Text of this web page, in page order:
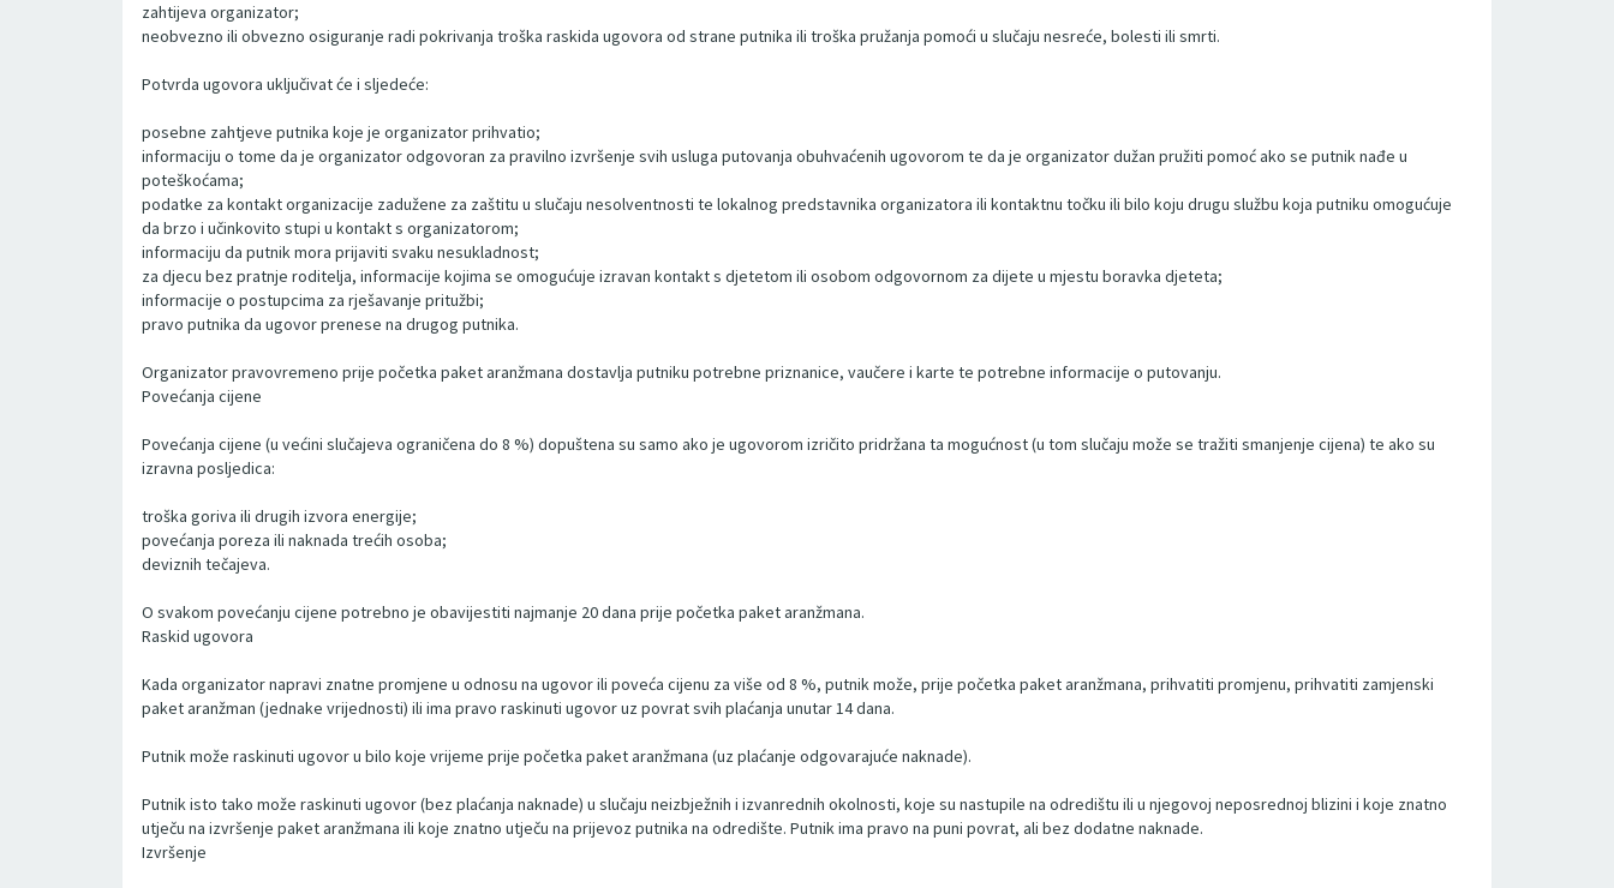
zahtijeva organizator;
neobvezno ili obvezno osiguranje radi pokrivanja troška raskida ugovora od strane putnika ili troška pružanja pomoći u slučaju nesreće, bolesti ili smrti.
Potvrda ugovora uključivat će i sljedeće:
posebne zahtjeve putnika koje je organizator prihvatio;
informaciju o tome da je organizator odgovoran za pravilno izvršenje svih usluga putovanja obuhvaćenih ugovorom te da je organizator dužan pružiti pomoć ako se putnik nađe u
poteškoćama;
podatke za kontakt organizacije zadužene za zaštitu u slučaju nesolventnosti te lokalnog predstavnika organizatora ili kontaktnu točku ili bilo koju drugu službu koja putniku omogućuje
da brzo i učinkovito stupi u kontakt s organizatorom;
informaciju da putnik mora prijaviti svaku nesukladnost;
za djecu bez pratnje roditelja, informacije kojima se omogućuje izravan kontakt s djetetom ili osobom odgovornom za dijete u mjestu boravka djeteta;
informacije o postupcima za rješavanje pritužbi;
pravo putnika da ugovor prenese na drugog putnika.
Organizator pravovremeno prije početka paket aranžmana dostavlja putniku potrebne priznanice, vaučere i karte te potrebne informacije o putovanju.
Povećanja cijene
Povećanja cijene (u većini slučajeva ograničena do 8 %) dopuštena su samo ako je ugovorom izričito pridržana ta mogućnost (u tom slučaju može se tražiti smanjenje cijena) te ako su
izravna posljedica:
troška goriva ili drugih izvora energije;
povećanja poreza ili naknada trećih osoba;
deviznih tečajeva.
O svakom povećanju cijene potrebno je obavijestiti najmanje 20 dana prije početka paket aranžmana.
Raskid ugovora
Kada organizator napravi znatne promjene u odnosu na ugovor ili poveća cijenu za više od 8 %, putnik može, prije početka paket aranžmana, prihvatiti promjenu, prihvatiti zamjenski
paket aranžman (jednake vrijednosti) ili ima pravo raskinuti ugovor uz povrat svih plaćanja unutar 14 dana.
Putnik može raskinuti ugovor u bilo koje vrijeme prije početka paket aranžmana (uz plaćanje odgovarajuće naknade).
Putnik isto tako može raskinuti ugovor (bez plaćanja naknade) u slučaju neizbježnih i izvanrednih okolnosti, koje su nastupile na odredištu ili u njegovoj neposrednoj blizini i koje znatno
utječu na izvršenje paket aranžmana ili koje znatno utječu na prijevoz putnika na odredište. Putnik ima pravo na puni povrat, ali bez dodatne naknade.
Izvršenje